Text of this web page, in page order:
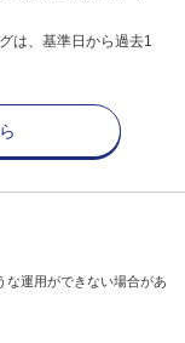
は、基準日から過去1
な運用ができない場合があ